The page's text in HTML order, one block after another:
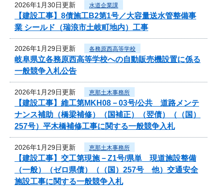
2026年1月30日更新 水道企業課
【建設工事】8債施工B2第1号／大容量送水管整備事
業 シールド（瑞浪市土岐町地内）工事
2026年1月29日更新 各務原西高等学校
岐阜県立各務原西高等学校への自動販売機設置に係る
一般競争入札公告
2026年1月29日更新 恵那土木事務所
【建設工事】維工第MKH08－03号/公共 道路メンテ
ナンス補助（橋梁補修）（国補正）（翌債）（（国）
257号）平木橋補修工事に関する一般競争入札
2026年1月29日更新 恵那土木事務所
【建設工事】交工第現施－Z1号/県単 現道施設整備
（一般）（ゼロ県債）（（国）257号 他）交通安全
施設工事に関する一般競争入札